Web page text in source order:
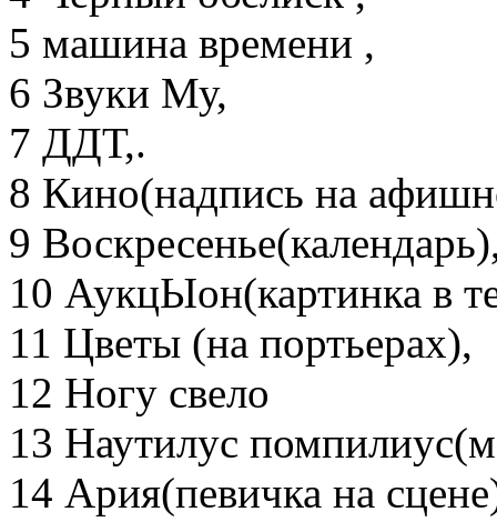
5 машина времени ,
6 Звуки Му,
7 ДДТ,.
8 Кино(надпись на
9
10 АукцЫон(картинка в
11 Цветы (на портьерах),
12 Ногу свело
13 Наутилус
14 Ария(певичка на